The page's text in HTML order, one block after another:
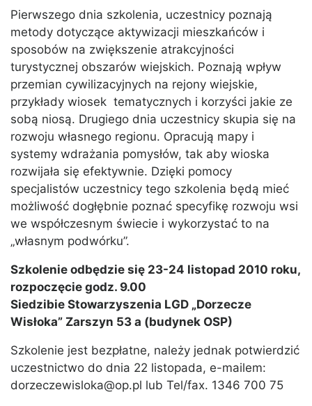
Pierwszego dnia szkolenia, uczestnicy poznają
metody dotyczące aktywizacji mieszkańców i
sposobów na zwiększenie atrakcyjności
turystycznej obszarów wiejskich. Poznają wpływ
przemian cywilizacyjnych na rejony wiejskie,
przykłady wiosek tematycznych i korzyści jakie ze
sobą niosą. Drugiego dnia uczestnicy skupia się na
rozwoju własnego regionu. Opracują mapy i
systemy wdrażania pomysłów, tak aby wioska
rozwijała się efektywnie. Dzięki pomocy
specjalistów uczestnicy tego szkolenia będą mieć
możliwość dogłębnie poznać specyfikę rozwoju wsi
we współczesnym świecie i wykorzystać to na
„własnym podwórku”.
Szkolenie odbędzie się 23-24 listopad 2010 roku,
rozpoczęcie godz. 9.00
Siedzibie Stowarzyszenia LGD „Dorzecze
Wisłoka” Zarszyn 53 a (budynek OSP)
Szkolenie jest bezpłatne, należy jednak potwierdzić
uczestnictwo do dnia 22 listopada, e-mailem:
dorzeczewisloka@op.pl lub Tel/fax. 1346 700 75